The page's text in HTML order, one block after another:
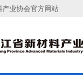
产业协会官方网站